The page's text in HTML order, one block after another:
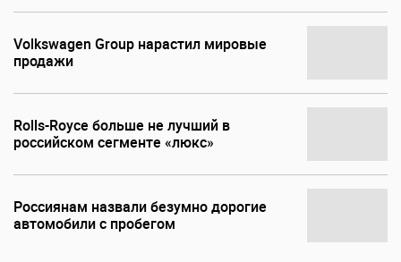
Volkswagen Group нарастил мировые
продажи
Rolls-Royce больше не лучший в
российском сегменте «люкс»
Россиянам назвали безумно дорогие
автомобили с пробегом